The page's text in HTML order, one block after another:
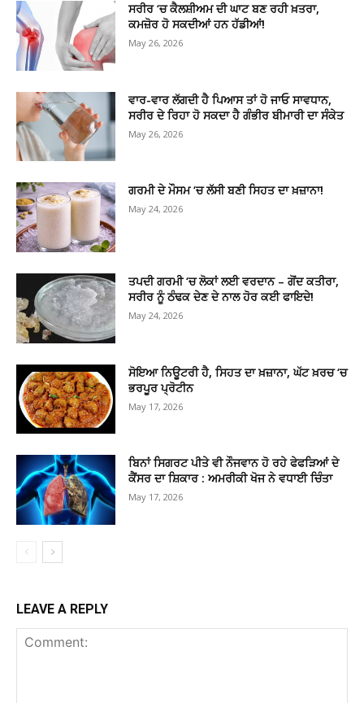
ਸਰੀਰ ‘ਚ ਕੈਲਸ਼ੀਅਮ ਦੀ ਘਾਟ ਬਣ ਰਹੀ ਖ਼ਤਰਾ,
ਕਮਜ਼ੋਰ ਹੋ ਸਕਦੀਆਂ ਹਨ ਹੱਡੀਆਂ!
May 26, 2026
ਵਾਰ-ਵਾਰ ਲੱਗਦੀ ਹੈ ਪਿਆਸ ਤਾਂ ਹੋ ਜਾਓ ਸਾਵਧਾਨ,
ਸਰੀਰ ਦੇ ਰਿਹਾ ਹੋ ਸਕਦਾ ਹੈ ਗੰਭੀਰ ਬੀਮਾਰੀ ਦਾ ਸੰਕੇਤ
May 26, 2026
ਗਰਮੀ ਦੇ ਮੌਸਮ ‘ਚ ਲੱਸੀ ਬਣੀ ਸਿਹਤ ਦਾ ਖ਼ਜ਼ਾਨਾ!
May 24, 2026
ਤਪਦੀ ਗਰਮੀ ‘ਚ ਲੋਕਾਂ ਲਈ ਵਰਦਾਨ – ਗੋਂਦ ਕਤੀਰਾ,
ਸਰੀਰ ਨੂੰ ਠੰਢਕ ਦੇਣ ਦੇ ਨਾਲ ਹੋਰ ਕਈ ਫਾਇਦੇ!
May 24, 2026
ਸੋਇਆ ਨਿਊਟਰੀ ਹੈ, ਸਿਹਤ ਦਾ ਖ਼ਜ਼ਾਨਾ, ਘੱਟ ਖ਼ਰਚ ‘ਚ
ਭਰਪੂਰ ਪ੍ਰੋਟੀਨ
May 17, 2026
ਬਿਨਾਂ ਸਿਗਰਟ ਪੀਤੇ ਵੀ ਨੌਜਵਾਨ ਹੋ ਰਹੇ ਫੇਫੜਿਆਂ ਦੇ
ਕੈਂਸਰ ਦਾ ਸ਼ਿਕਾਰ : ਅਮਰੀਕੀ ਖੋਜ ਨੇ ਵਧਾਈ ਚਿੰਤਾ
May 17, 2026
LEAVE A REPLY